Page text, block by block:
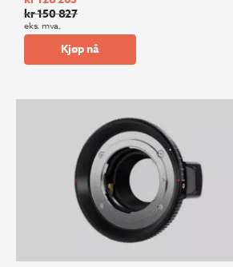
kr150 827
Opprinnelig
pris
Nåværende
pris
eks. mva.
Kjøp nå